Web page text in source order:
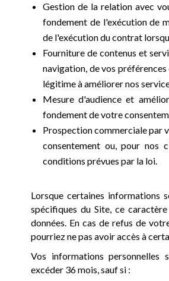
Gestion de la relation avec
fondement de l'exécution de
de l'exécution du contrat
Fourniture de contenus et
navigation, de vos
légitime à améliorer nos
Mesure d'audience et
fondement de votre
Prospection commerciale par
consentement ou, pour nos
conditions prévues par la loi.
Lorsque certaines informations
spécifiques du Site, ce
données. En cas de refus de
pourriez ne pas avoir accès à
Vos informations personnelles
excéder 36 mois, sauf si :